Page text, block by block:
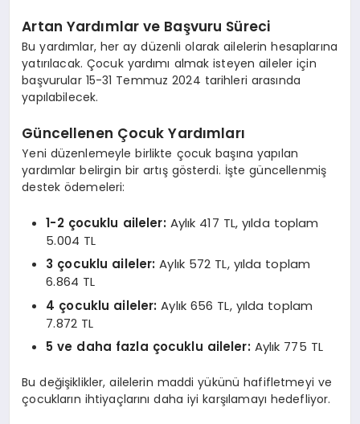
Artan Yardımlar ve Başvuru Süreci
Bu yardımlar, her ay düzenli olarak ailelerin hesaplarına
yatırılacak. Çocuk yardımı almak isteyen aileler için
başvurular 15-31 Temmuz 2024 tarihleri arasında
yapılabilecek.
Güncellenen Çocuk Yardımları
Yeni düzenlemeyle birlikte çocuk başına yapılan
yardımlar belirgin bir artış gösterdi. İşte güncellenmiş
destek ödemeleri:
1-2 çocuklu aileler: Aylık 417 TL, yılda toplam
5.004 TL
3 çocuklu aileler: Aylık 572 TL, yılda toplam
6.864 TL
4 çocuklu aileler: Aylık 656 TL, yılda toplam
7.872 TL
5 ve daha fazla çocuklu aileler: Aylık 775 TL
Bu değişiklikler, ailelerin maddi yükünü hafifletmeyi ve
çocukların ihtiyaçlarını daha iyi karşılamayı hedefliyor.